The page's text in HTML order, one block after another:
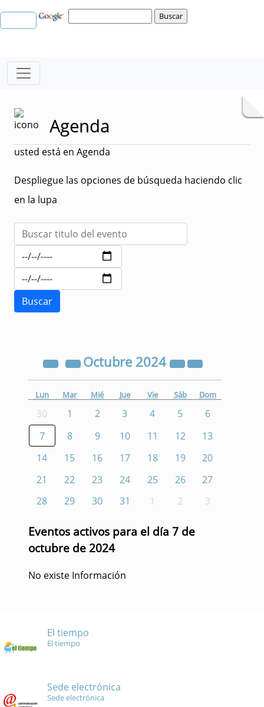
Agenda
usted está en Agenda
Despliegue las opciones de búsqueda haciendo clic
en la lupa
Octubre 2024
Lun Mar Mié Jue Vie Sáb Dom
30 1 2 3 4 5
6
7
8 9 10 11 12
13
14
15 16 17 18 19
20
21
22 23 24 25 26
27
28
29 30 31 1 2 3
Eventos activos para el día 7 de
octubre de 2024
No existe Información
El tiempo
El tiempo
Sede electrónica
Sede electrónica